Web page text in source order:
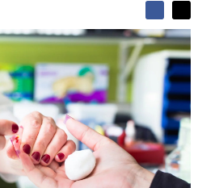
S
d
í
t
S
d
í
l
a
F
a
c
e
d
í
l
e
j
t
e
n
a
s
i